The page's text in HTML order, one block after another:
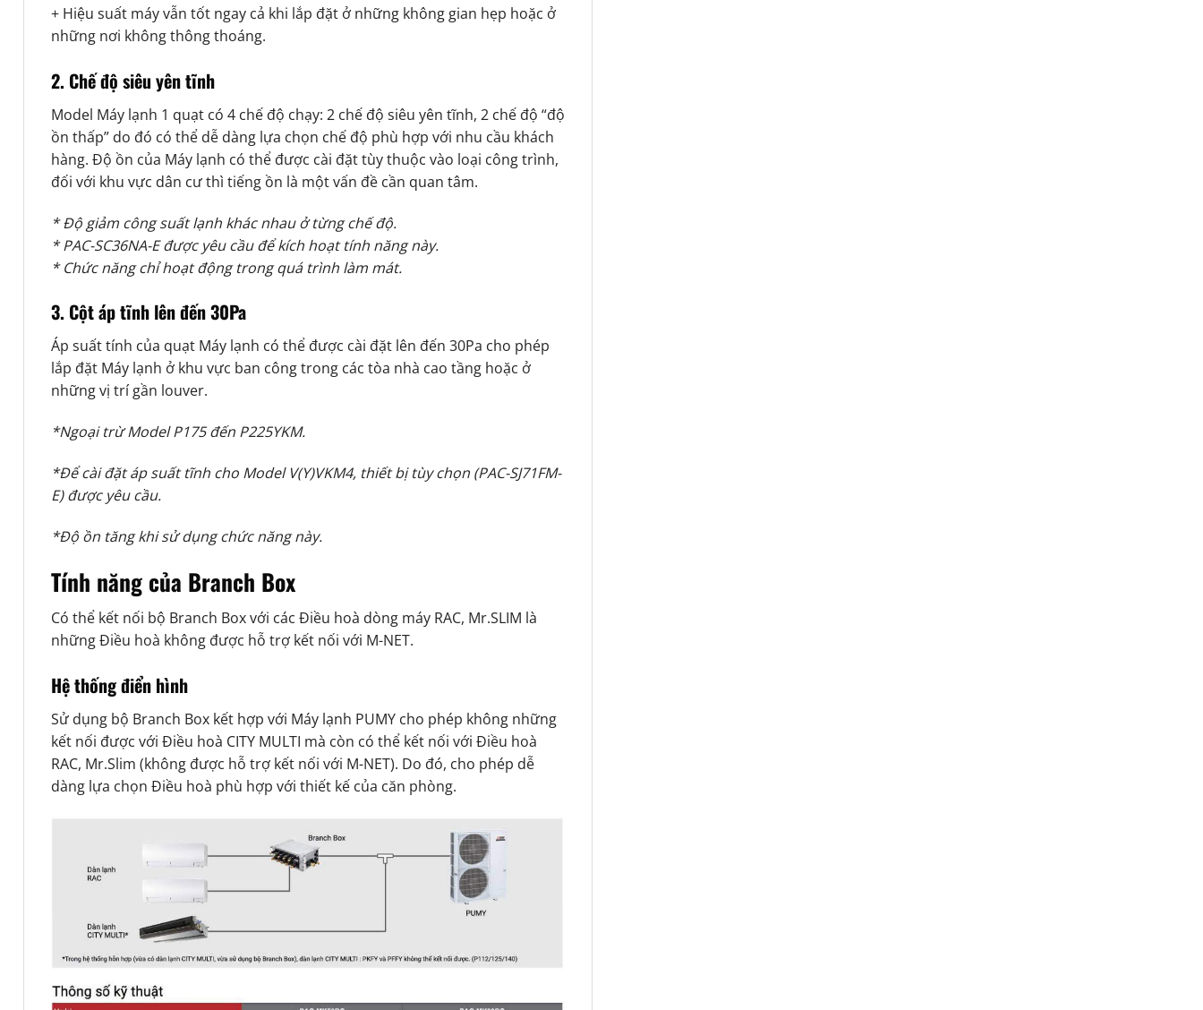
+ Hiệu suất máy vẫn tốt ngay cả khi lắp đặt ở những không gian hẹp hoặc ở
những nơi không thông thoáng.
2. Chế độ siêu yên tĩnh
Model Máy lạnh 1 quạt có 4 chế độ chạy: 2 chế độ siêu yên tĩnh, 2 chế độ “độ
ồn thấp” do đó có thể dễ dàng lựa chọn chế độ phù hợp với nhu cầu khách
hàng. Độ ồn của Máy lạnh có thể được cài đặt tùy thuộc vào loại công trình,
đối với khu vực dân cư thì tiếng ồn là một vấn đề cần quan tâm.
* Độ giảm công suất lạnh khác nhau ở từng chế độ.
* PAC-SC36NA-E được yêu cầu để kích hoạt tính năng này.
* Chức năng chỉ hoạt động trong quá trình làm mát.
3. Cột áp tĩnh lên đến 30Pa
Áp suất tính của quạt Máy lạnh có thể được cài đặt lên đến 30Pa cho phép
lắp đặt Máy lạnh ở khu vực ban công trong các tòa nhà cao tầng hoặc ở
những vị trí gần louver.
*Ngoại trừ Model P175 đến P225YKM.
*Để cài đặt áp suất tĩnh cho Model V(Y)VKM4, thiết bị tùy chọn (PAC-SJ71FM-
E) được yêu cầu.
*Độ ồn tăng khi sử dụng chức năng này.
Tính năng của Branch Box
Có thể kết nối bộ Branch Box với các Điều hoà dòng máy RAC, Mr.SLIM là
những Điều hoà không được hỗ trợ kết nối với M-NET.
Hệ thống điển hình
Sử dụng bộ Branch Box kết hợp với Máy lạnh PUMY cho phép không những
kết nối được với Điều hoà CITY MULTI mà còn có thể kết nối với Điều hoà
RAC, Mr.Slim (không được hỗ trợ kết nối với M-NET). Do đó, cho phép dễ
dàng lựa chọn Điều hoà phù hợp với thiết kế của căn phòng.